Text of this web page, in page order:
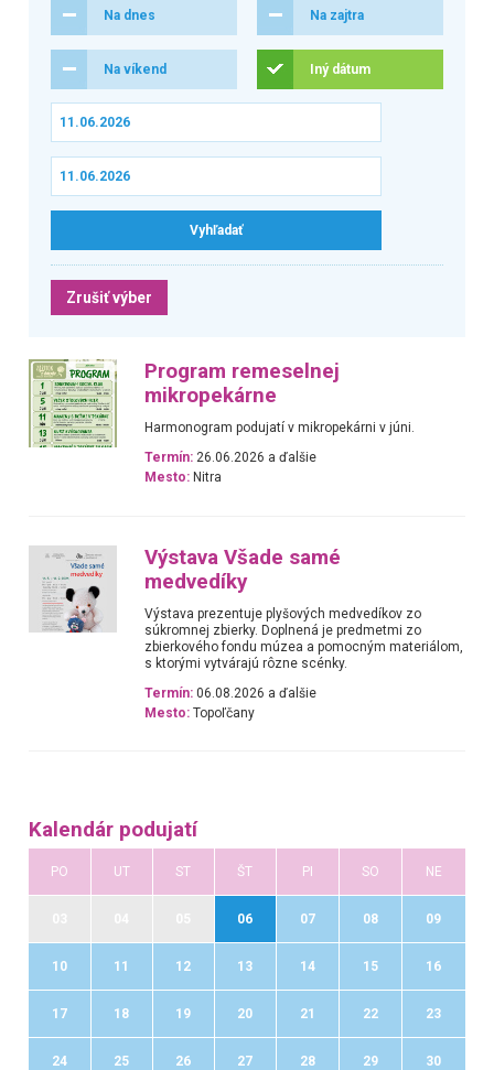
Na dnes Na zajtra
Na víkend Iný dátum
Zrušiť výber
Program remeselnej
mikropekárne
Harmonogram podujatí v mikropekárni v júni.
Termín: 26.06.2026 a ďalšie
Mesto: Nitra
Výstava Všade samé
medvedíky
Výstava prezentuje plyšových medvedíkov zo
súkromnej zbierky. Doplnená je predmetmi zo
zbierkového fondu múzea a pomocným materiálom,
s ktorými vytvárajú rôzne scénky.
Termín: 06.08.2026 a ďalšie
Mesto: Topoľčany
Kalendár podujatí
PO UT ST ŠT PI SO NE
06 07 08 09
10 11 12 13 14 15 16
17 18 19 20 21 22 23
24 25 26 27 28 29 30